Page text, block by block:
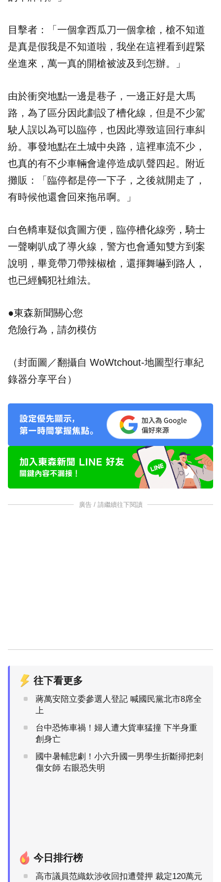
目擊者：「一個拿西瓜刀一個拿槍，槍不知道
是真是假我是不知道啦，我坐在這裡看到趕緊
坐進來，萬一真的開槍被波及到怎辦。」
由於衝突地點一邊是巷子，一邊正好是大馬
路，為了區分因此劃設了槽化線，但是不少駕
駛人誤以為可以臨停，也因此導致這回行車糾
紛。事發地點在土城中央路，這裡車流不少，
也真的有不少車輛會違停造成叭聲四起。附近
攤販：「臨停都是停一下子，之後就開走了，
有時候他還會回來拖吊啊。」
白色轎車疑似貪圖方便，臨停槽化線旁，騎士
一聲喇叭成了導火線，警方也會通知雙方到案
說明，畢竟帶刀帶辣椒槍，還揮舞嚇到路人，
也已經觸犯社維法。
●東森新聞關心您
危險行為，請勿模仿
（封面圖／翻攝自 WoWtchout-地圖型行車紀
錄器分享平台）
廣告 / 請繼續往下閱讀
往下看更多
蔣萬安陪立委參選人登記 喊國民黨北市8席全
上
台中恐怖車禍！婦人遭大貨車猛撞 下半身重
創身亡
國中暑輔悲劇！小六升國一男學生折斷掃把刺
傷女師 右眼恐失明
今日排行榜
高市議員范織欽涉收回扣遭聲押 裁定120萬元